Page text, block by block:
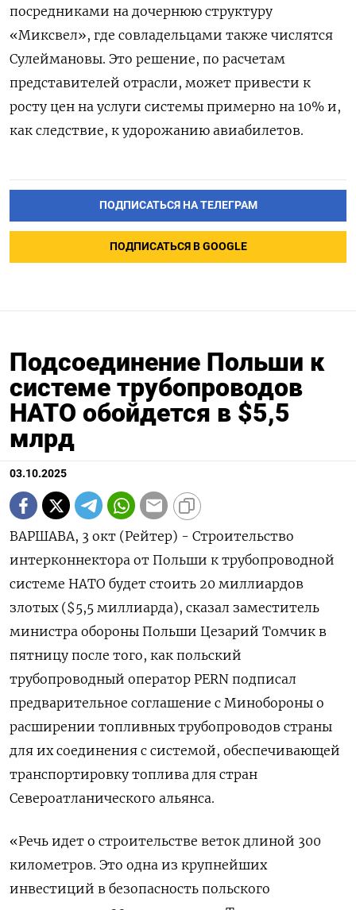
посредниками на дочернюю структуру
«Миксвел», где совладельцами также числятся
Сулеймановы. Это решение, по расчетам
представителей отрасли, может привести к
росту цен на услуги системы примерно на 10% и,
как следствие, к удорожанию авиабилетов.
ПОДПИСАТЬСЯ НА ТЕЛЕГРАМ
ПОДПИСАТЬСЯ В GOOGLE
Подсоединение Польши к
системе трубопроводов
НАТО обойдется в $5,5
млрд
03.10.2025
ВАРШАВА, 3 окт (Рейтер) - Строительство
интерконнектора от Польши к трубопроводной
системе НАТО будет стоить 20 миллиардов
злотых ($5,5 миллиарда), сказал заместитель
министра обороны Польши Цезарий Томчик в
пятницу после того, как польский
трубопроводный оператор PERN подписал
предварительное соглашение с Минобороны о
расширении топливных трубопроводов страны
для их соединения с системой, обеспечивающей
транспортировку топлива для стран
Североатланического альянса.
«Речь идет о строительстве веток длиной 300
километров. Это одна из крупнейших
инвестиций в безопасность польского